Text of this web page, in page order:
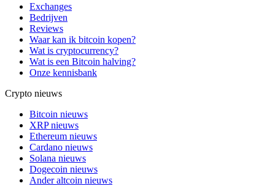
Exchanges
Bedrijven
Reviews
Waar kan ik bitcoin kopen?
Wat is cryptocurrency?
Wat is een Bitcoin halving?
Onze kennisbank
Crypto nieuws
Bitcoin nieuws
XRP nieuws
Ethereum nieuws
Cardano nieuws
Solana nieuws
Dogecoin nieuws
Ander altcoin nieuws